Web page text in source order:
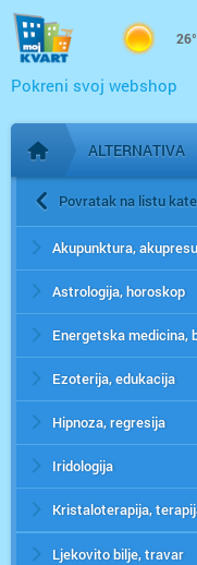
Pokreni svoj webshop
Početna stranica
ALTERNATIVA
Povratak na listu
Akupunktura,
Astrologija, horoskop
Energetska medicina,
Ezoterija, edukacija
Hipnoza, regresija
Iridologija
Kristaloterapija,
Ljekovito bilje, travar